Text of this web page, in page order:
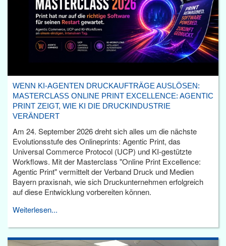
WENN KI-AGENTEN DRUCKAUFTRÄGE AUSLÖSEN:
MASTERCLASS ONLINE PRINT EXCELLENCE: AGENTIC
PRINT ZEIGT, WIE KI DIE DRUCKINDUSTRIE
VERÄNDERT
Am 24. September 2026 dreht sich alles um die nächste
Evolutionsstufe des Onlineprints: Agentic Print, das
Universal Commerce Protocol (UCP) und KI-gestützte
Workflows. Mit der Masterclass "Online Print Excellence:
Agentic Print" vermittelt der Verband Druck und Medien
Bayern praxisnah, wie sich Druckunternehmen erfolgreich
auf diese Entwicklung vorbereiten können.
Weiterlesen...